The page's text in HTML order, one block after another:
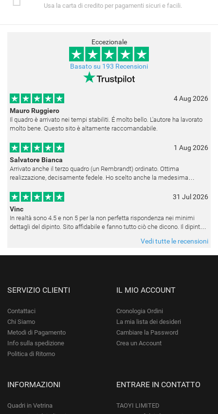
Usa la carta di credito per pagamenti sicuri e facili.
Eccezionale
Basato su 193 Recensioni
4 Aug 2026
Mauro Ruggiero
Il quadro è arrivato nei tempi stabiliti. É molto bello. L'autore ha lavorato
molto bene. Questo sito è altamente raccomandabile.
1 Aug 2026
Salvatore Bianca
Arrivato anche il terzo quadro (un Rembrandt) ordinato. Ottima
realizzazione, decisamente fedele. Ho scelto anche la medesima
appesi
31 Jul 2026
Vinc
In realtà sono 4.5 e non 5 per la non perfetta rispondenza nei minimi
dettagli del dipinto. Sito affidabile e fanno tutto ciò che dicono. Il dipinto,
Vedi tutte le recensioni
SERVIZIO CLIENTI
Contattaci
Chi Siamo
Metodi di Pagamento
Info sulla spedizione
Politica di Ritorno
IL MIO ACCOUNT
Cronologia Ordini
La mia lista dei desideri
Cambiare la Password
Crea un Account
INFORMAZIONI
Quadri in Vetrina
ENTRARE IN CONTATTO
TAOYI LIMITED